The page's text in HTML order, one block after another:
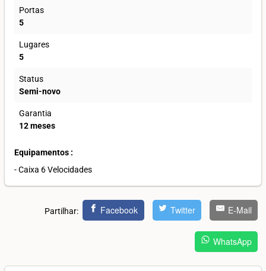
Portas
5
Lugares
5
Status
Semi-novo
Garantia
12 meses
Equipamentos :
- Caixa 6 Velocidades
Partilhar: Facebook Twitter E-Mail
WhatsApp